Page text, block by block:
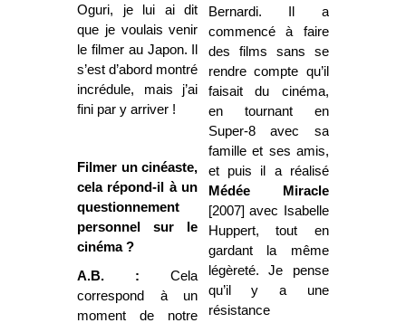
Oguri, je lui ai dit
que je voulais venir
le filmer au Japon. Il
s’est d’abord montré
incrédule, mais j’ai
fini par y arriver !
Filmer un cinéaste,
cela répond-il à un
questionnement
personnel sur le
cinéma ?
A.B. : Cela
correspond à un
moment de notre
Bernardi. Il a
commencé à faire
des films sans se
rendre compte qu’il
faisait du cinéma,
en tournant en
Super-8 avec sa
famille et ses amis,
et puis il a réalisé
Médée Miracle
[2007] avec Isabelle
Huppert, tout en
gardant la même
légèreté. Je pense
qu’il y a une
résistance